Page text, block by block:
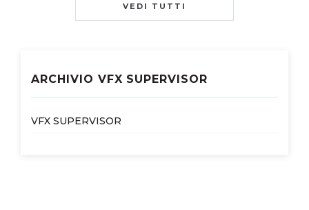
VEDI TUTTI
ARCHIVIO VFX SUPERVISOR
VFX SUPERVISOR